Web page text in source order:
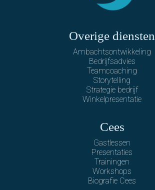
Overige diensten
Ambachtsontwikkeling
Bedrijfsadvies
Teamcoaching
Storytelling
Strategie bedrijf
Winkelpresentatie
Cees
Gastlessen
Presentaties
Trainingen
Workshops
Biografie Cees